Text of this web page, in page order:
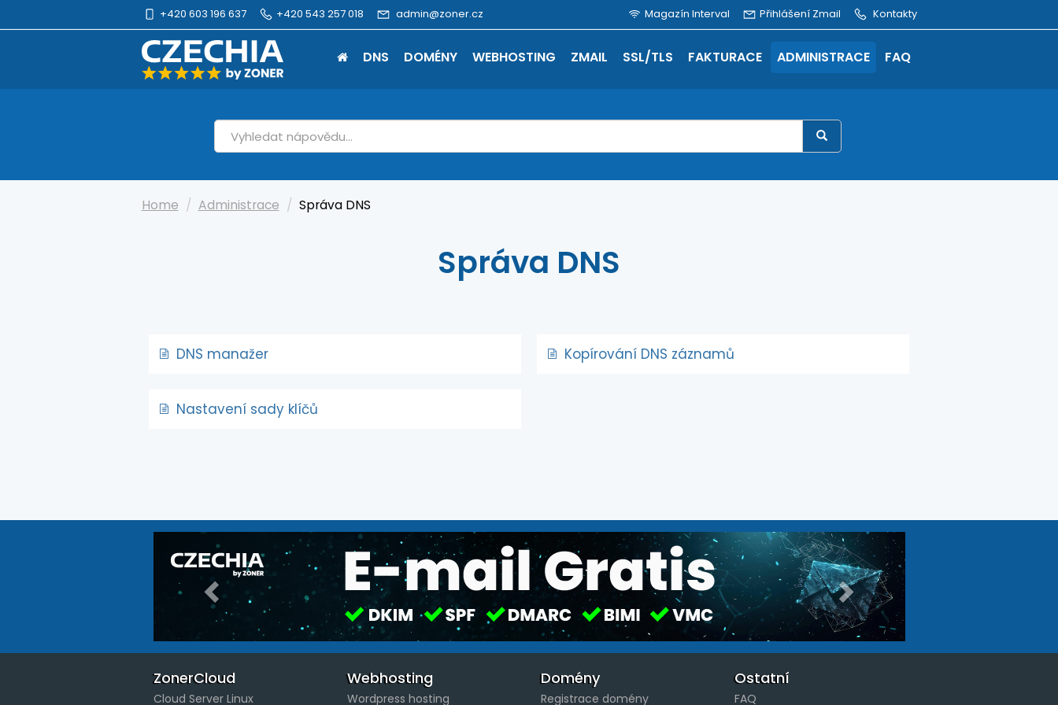
+420 603 196 637 +420 543 257 018 admin@zoner.cz Magazín Interval Přihlášení Zmail Kontakty
DNS DOMÉNY WEBHOSTING ZMAIL SSL/TLS FAKTURACE ADMINISTRACE FAQ
Home Administrace Správa DNS
Správa DNS
DNS manažer Kopírování DNS záznamů
Nastavení sady klíčů
Předchozí Další
ZonerCloud
Cloud Server Linux
Webhosting
Wordpress hosting
Domény
Registrace domény
Ostatní
FAQ